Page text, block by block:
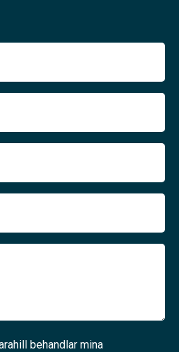
behandlar mina